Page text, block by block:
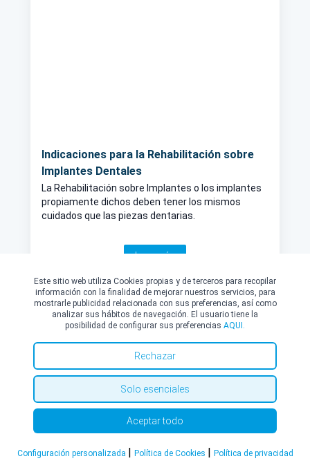
Indicaciones para la Rehabilitación sobre
Implantes Dentales
La Rehabilitación sobre Implantes o los implantes
propiamente dichos deben tener los mismos
cuidados que las piezas dentarias.
Leer más
Este sitio web utiliza Cookies propias y de terceros para recopilar
información con la finalidad de mejorar nuestros servicios, para
mostrarle publicidad relacionada con sus preferencias, así como
analizar sus hábitos de navegación. El usuario tiene la
posibilidad de configurar sus preferencias AQUI.
Rechazar
Solo esenciales
Aceptar todo
Configuración personalizada | Política de Cookies | Política de privacidad